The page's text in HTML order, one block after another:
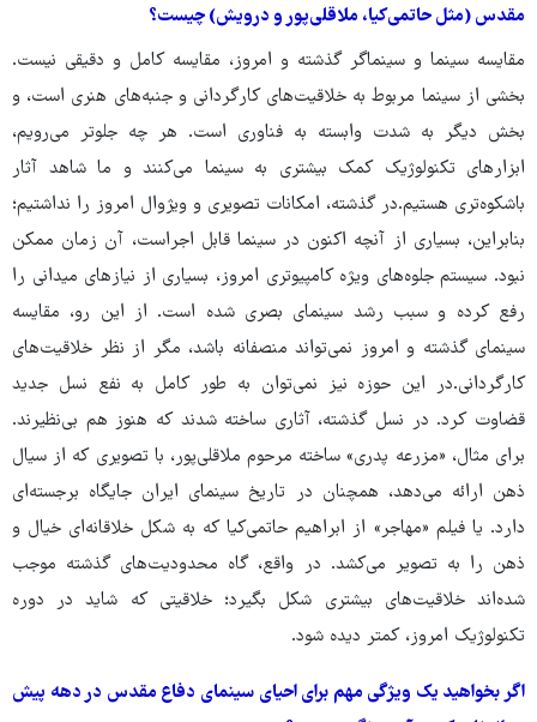
مقدس (مثل حاتمی‌کیا، ملاقلی‌پور و درویش) چیست؟
مقایسه‌ سینما و سینماگر گذشته و امروز، مقایسه‌ کامل و دقیقی نیست.
بخشی از سینما مربوط به خلاقیت‌های کارگردانی و جنبه‌های هنری است، و
بخش دیگر به‌ شدت وابسته به فناوری است. هر چه جلوتر می‌رویم،
ابزارهای تکنولوژیک کمک بیشتری به سینما می‌کنند و ما شاهد آثار
باشکوه‌تری هستیم.در گذشته، امکانات تصویری و ویژوال امروز را نداشتیم؛
بنابراین، بسیاری از آنچه اکنون در سینما قابل اجراست، آن زمان ممکن
نبود. سیستم جلوه‌های ویژه‌ کامپیوتری امروز، بسیاری از نیازهای میدانی را
رفع کرده و سبب رشد سینمای بصری شده است. از این ‌رو، مقایسه‌
سینمای گذشته و امروز نمی‌تواند منصفانه باشد، مگر از نظر خلاقیت‌های
کارگردانی.در این حوزه نیز نمی‌توان به ‌طور کامل به نفع نسل جدید
قضاوت کرد. در نسل گذشته، آثاری ساخته شدند که هنوز هم بی‌نظیرند.
برای مثال، «مزرعه پدری» ساخته‌ مرحوم ملاقلی‌پور، با تصویری که از سیال
ذهن ارائه می‌دهد، همچنان در تاریخ سینمای ایران جایگاه برجسته‌ای
دارد. یا فیلم «مهاجر» از ابراهیم حاتمی‌کیا که به‌ شکل خلاقانه‌ای خیال و
ذهن را به تصویر می‌کشد. در واقع، گاه محدودیت‌های گذشته موجب
شده‌اند خلاقیت‌های بیشتری شکل بگیرد؛ خلاقیتی که شاید در دوره‌
تکنولوژیک امروز، کمتر دیده شود.
اگر بخواهید یک ویژگی مهم برای احیای سینمای دفاع مقدس در دهه پیش